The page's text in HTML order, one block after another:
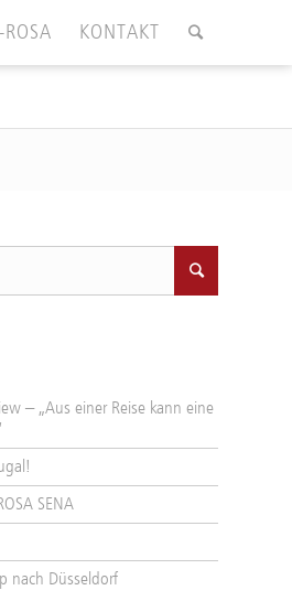
KONTAKT
– „Aus einer Reise kann eine
SENA
nach Düsseldorf